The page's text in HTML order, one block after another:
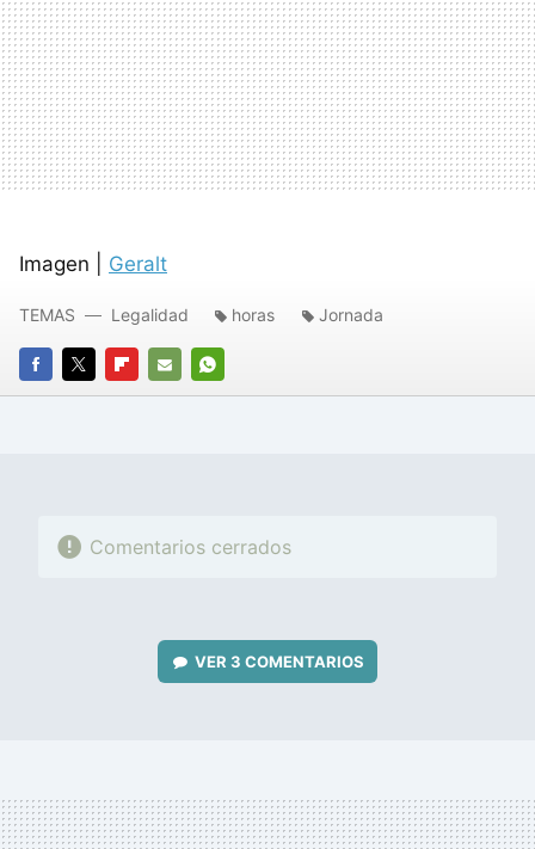
Imagen | Geralt
FACEBOOK
TWITTERFLIPBOARD
E-
WHATSAPP
TEMAS Legalidad horas Jornada
Comentarios cerrados
VER 3 COMENTARIOS